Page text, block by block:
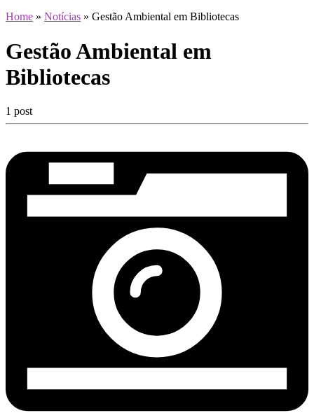
Home » Notícias » Gestão Ambiental em Bibliotecas
Gestão Ambiental em
Bibliotecas
1 post